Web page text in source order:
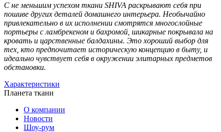
С не меньшим успехом ткани SHIVA раскрывают себя при
пошиве других деталей домашнего интерьера. Необычайно
привлекательно в их исполнении смотрятся многослойные
портьеры с ламбрекеном и бахромой, шикарные покрывала на
кровать и царственные балдахины. Это хороший выбор для
тех, кто предпочитает историческую концепцию в быту, и
идеально чувствует себя в окружении элитарных предметов
обстановки.
Характеристики
Планета ткани
О компании
Новости
Шоу-рум